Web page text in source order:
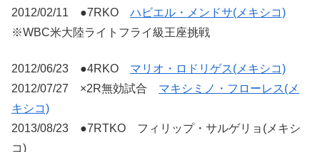
2012/02/11 ●7RKO ハビエル・メンドサ(メキシコ)
※WBC米大陸ライトフライ級王座挑戦
2012/06/23 ●4RKO マリオ・ロドリゲス(メキシコ)
2012/07/27 ×2R無効試合 マキシミノ・フローレス(メ
キシコ)
2013/08/23 ●7RTKO フィリップ・サルゲリョ(メキシ
コ)